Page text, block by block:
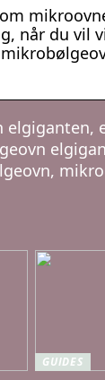
når du vil
elgiganten,
GUIDES